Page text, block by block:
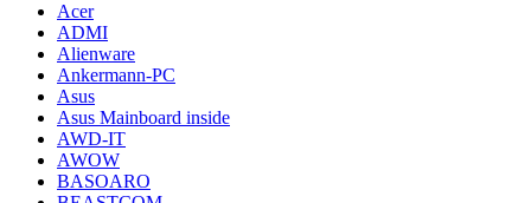
Acer
ADMI
Alienware
Ankermann-PC
Asus
Asus Mainboard inside
AWD-IT
AWOW
BASOARO